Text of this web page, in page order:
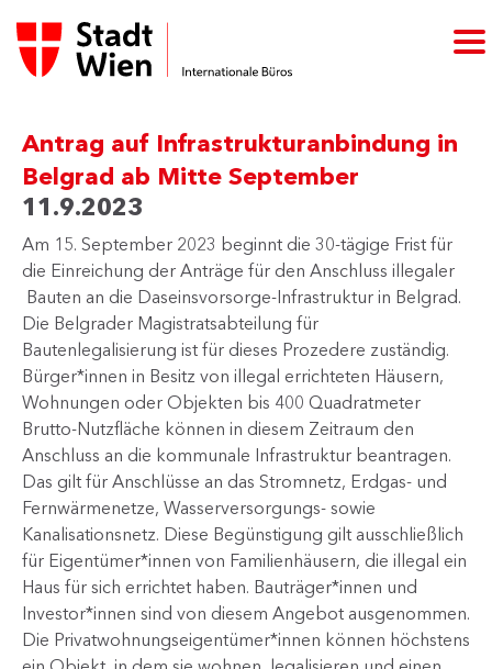
Antrag auf Infrastrukturanbindung in
Belgrad ab Mitte September
11.9.2023
Am 15. September 2023 beginnt die 30-tägige Frist für
die Einreichung der Anträge für den Anschluss illegaler​​
Bauten an die Daseinsvorsorge-Infrastruktur in Belgrad.
Die Belgrader Magistratsabteilung für
Bautenlegalisierung ist für dieses Prozedere zuständig.
Bürger*innen in Besitz von illegal errichteten Häusern,
Wohnungen oder Objekten bis 400 Quadratmeter
Brutto-Nutzfläche können in diesem Zeitraum den
Anschluss an die kommunale Infrastruktur beantragen.
Das gilt für Anschlüsse an das Stromnetz, Erdgas- und
Fernwärmenetze, Wasserversorgungs- sowie
Kanalisationsnetz. Diese Begünstigung gilt ausschließlich
für Eigentümer*innen von Familienhäusern, die illegal ein
Haus für sich errichtet haben. Bauträger*innen und
Investor*innen sind von diesem Angebot ausgenommen.
Die Privatwohnungseigentümer*innen können höchstens